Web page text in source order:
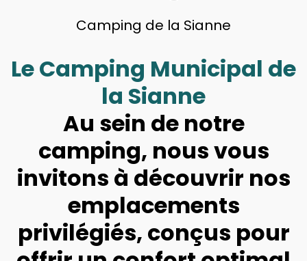
Camping de la Sianne
Le Camping Municipal de
la Sianne
Au sein de notre
camping, nous vous
invitons à découvrir nos
emplacements
privilégiés, conçus pour